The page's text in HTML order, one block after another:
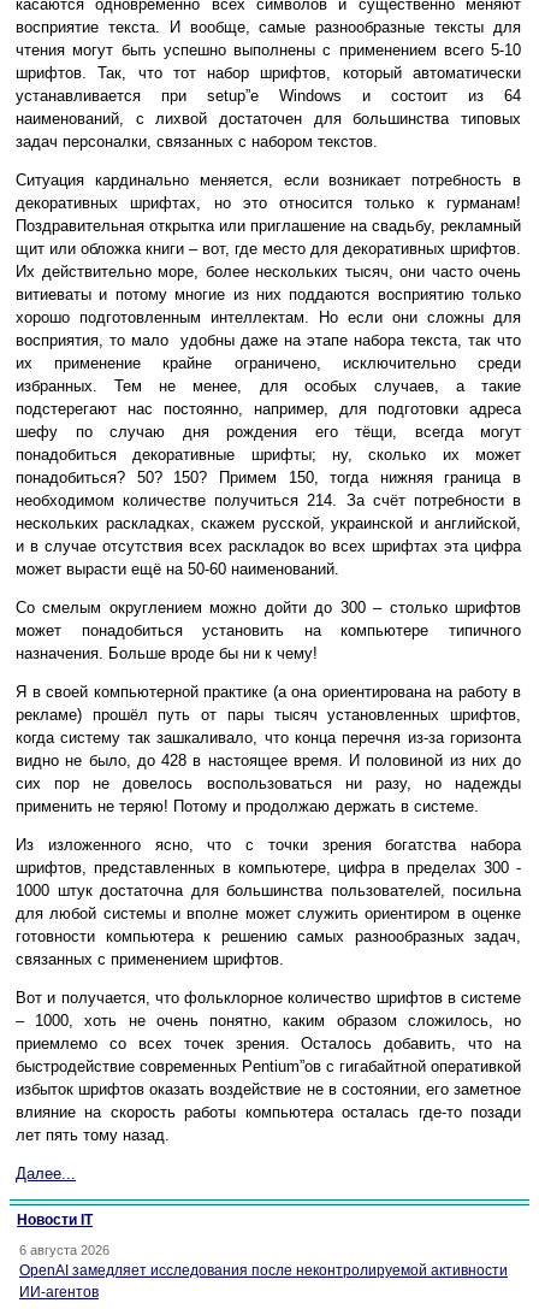
касаются одновременно всех символов и существенно меняют
восприятие текста. И вообще, самые разнообразные тексты для
чтения могут быть успешно выполнены с применением всего 5-10
шрифтов. Так, что тот набор шрифтов, который автоматически
устанавливается при setup”е Windows и состоит из 64
наименований, с лихвой достаточен для большинства типовых
задач персоналки, связанных с набором текстов.
Ситуация кардинально меняется, если возникает потребность в
декоративных шрифтах, но это относится только к гурманам!
Поздравительная открытка или приглашение на свадьбу, рекламный
щит или обложка книги – вот, где место для декоративных шрифтов.
Их действительно море, более нескольких тысяч, они часто очень
витиеваты и потому многие из них поддаются восприятию только
хорошо подготовленным интеллектам. Но если они сложны для
восприятия, то мало удобны даже на этапе набора текста, так что
их применение крайне ограничено, исключительно среди
избранных. Тем не менее, для особых случаев, а такие
подстерегают нас постоянно, например, для подготовки адреса
шефу по случаю дня рождения его тёщи, всегда могут
понадобиться декоративные шрифты; ну, сколько их может
понадобиться? 50? 150? Примем 150, тогда нижняя граница в
необходимом количестве получиться 214. За счёт потребности в
нескольких раскладках, скажем русской, украинской и английской,
и в случае отсутствия всех раскладок во всех шрифтах эта цифра
может вырасти ещё на 50-60 наименований.
Со смелым округлением можно дойти до 300 – столько шрифтов
может понадобиться установить на компьютере типичного
назначения. Больше вроде бы ни к чему!
Я в своей компьютерной практике (а она ориентирована на работу в
рекламе) прошёл путь от пары тысяч установленных шрифтов,
когда систему так зашкаливало, что конца перечня из-за горизонта
видно не было, до 428 в настоящее время. И половиной из них до
сих пор не довелось воспользоваться ни разу, но надежды
применить не теряю! Потому и продолжаю держать в системе.
Из изложенного ясно, что с точки зрения богатства набора
шрифтов, представленных в компьютере, цифра в пределах 300 -
1000 штук достаточна для большинства пользователей, посильна
для любой системы и вполне может служить ориентиром в оценке
готовности компьютера к решению самых разнообразных задач,
связанных с применением шрифтов.
Вот и получается, что фольклорное количество шрифтов в системе
– 1000, хоть не очень понятно, каким образом сложилось, но
приемлемо со всех точек зрения. Осталось добавить, что на
быстродействие современных Pentium”ов с гигабайтной оперативкой
избыток шрифтов оказать воздействие не в состоянии, его заметное
влияние на скорость работы компьютера осталась где-то позади
лет пять тому назад.
Далее...
Новости IT
6 августа 2026
OpenAI замедляет исследования после неконтролируемой активности
ИИ-агентов